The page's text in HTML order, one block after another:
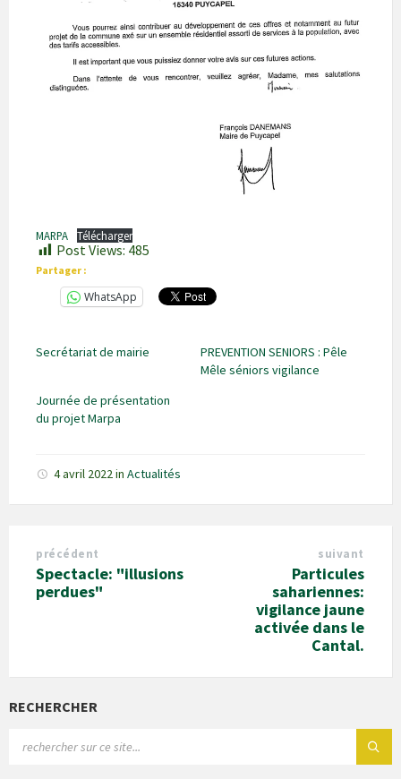
MARPA Télécharger
Post Views: 485
Partager :
WhatsApp
Secrétariat de mairie
PREVENTION SENIORS : Pêle
Mêle séniors vigilance
Journée de présentation
du projet Marpa
4 avril 2022in Actualités
précédent
Spectacle: "illusions
perdues"
suivant
Particules
sahariennes:
vigilance jaune
activée dans le
Cantal.
RECHERCHER